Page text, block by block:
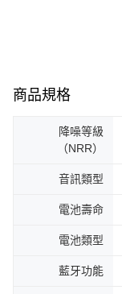
商品規格
降噪等級
（NRR）
音訊類型
電池壽命
電池類型
藍牙功能